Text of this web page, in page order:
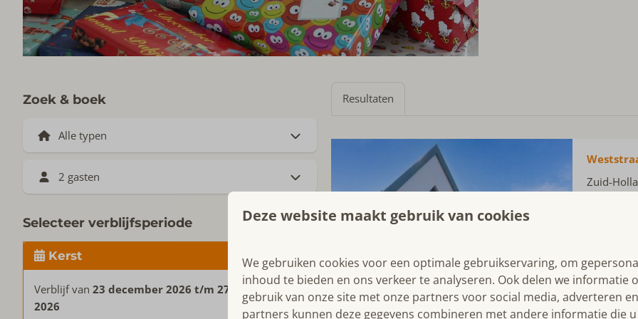
Zoek & boek
2 gasten
Selecteer verblijfsperiode
Kerst
Verblijf van23 december 2026 t/m 27 december
2026
Resultaten
Zuid-
Modern
toch
Deze website maakt gebruik van cookies
We gebruiken cookies voor een optimale gebruikservaring, om
inhoud te bieden en ons verkeer te analyseren. Ook delen we informatie
gebruik van onze site met onze partners voor social media, adverteren
partners kunnen deze gegevens combineren met andere informatie die